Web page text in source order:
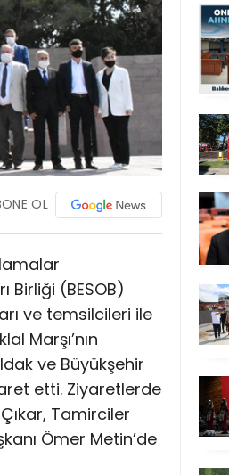
OL
Birliği (BESOB)
ve temsilcileri ile
Marşı’nın
ve Büyükşehir
etti. Ziyaretlerde
Tamirciler
Ömer Metin’de